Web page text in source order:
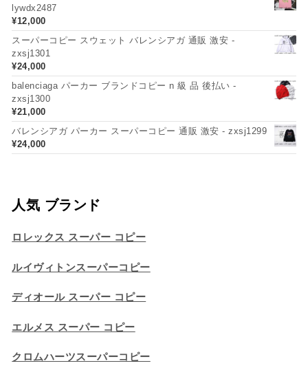
lywdx2487
¥12,000
スーパーコピー スウェット バレンシアガ 通販 激安 -
zxsj1301
¥24,000
balenciaga パーカー ブランドコピー n 級 品 後払い -
zxsj1300
¥21,000
バレンシアガ パーカー スーパーコピー 通販 激安 - zxsj1299
¥24,000
人気 ブランド
ロレックス スーパー コピー
ルイヴィトンスーパーコピー
ディオール スーパー コピー
エルメス スーパー コピー
クロムハーツスーパーコピー